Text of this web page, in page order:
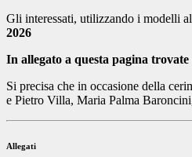
Gli interessati, utilizzando i modelli
2026
In allegato a questa pagina
Si precisa che in occasione della
e Pietro Villa, Maria Palma
Allegati